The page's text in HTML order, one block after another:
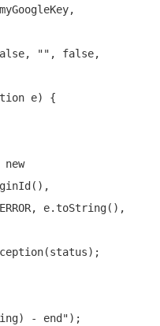
, "" , false
e) {
new
- end");